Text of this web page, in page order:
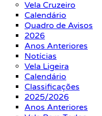
Vela Cruzeiro
Calendário
Quadro de Avisos
2026
Anos Anteriores
Notícias
Vela Ligeira
Calendário
Classificações
2025/2026
Anos Anteriores